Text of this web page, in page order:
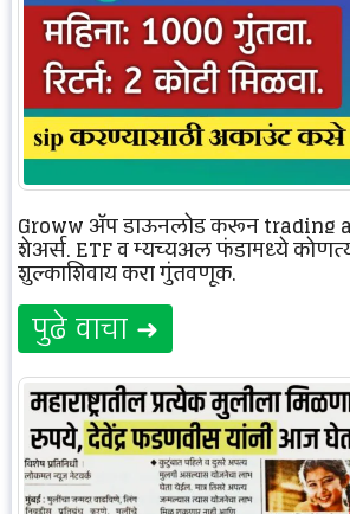
Groww ॲप डाऊनलोड करून trading
शेअर्स, ETF व म्युच्युअल फंडामध्ये
शुल्काशिवाय करा गुंतवणूक.
पुढे वाचा ➜